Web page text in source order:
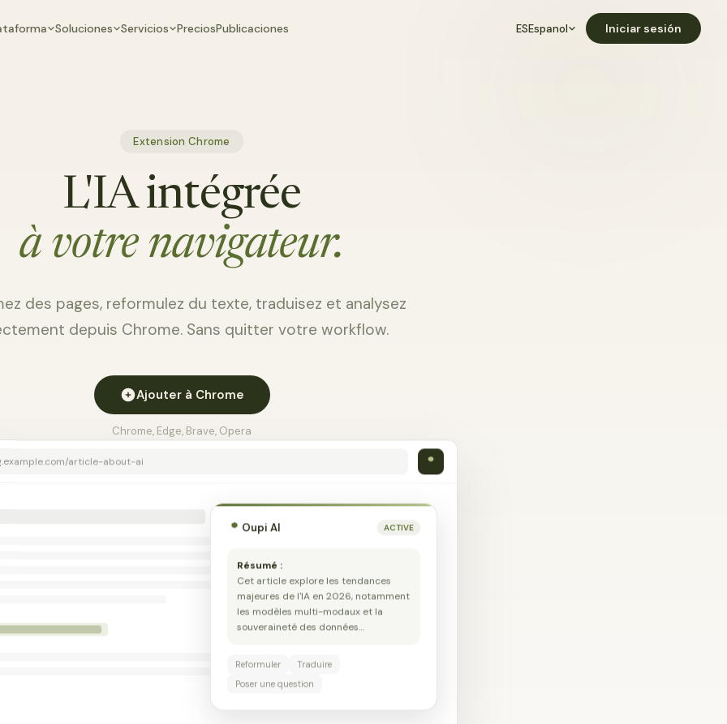
Soluciones Servicios PreciosPublicaciones ESEspanol Iniciar sesión
Extension Chrome
L'IA intégrée
à votre navigateur.
des pages, reformulez du texte, traduisez et analysez
depuis Chrome. Sans quitter votre workflow.
Ajouter à Chrome
Chrome, Edge, Brave, Opera
article-about-ai
Oupi AI ACTIVE
Résumé :
Cet article explore les tendances
majeures de l'IA en 2026, notamment
les modèles multi-modaux et la
souveraineté des données…
Reformuler
Traduire
Poser une question